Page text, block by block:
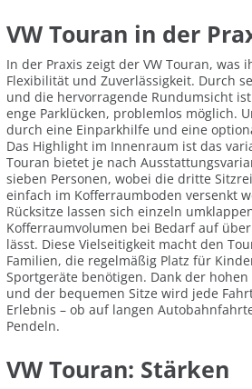
VW Touran in der
In der Praxis zeigt der VW Touran, was
Flexibilität und Zuverlässigkeit. Durch
und die hervorragende Rundumsicht
enge Parklücken, problemlos möglich.
durch eine Einparkhilfe und eine
Das Highlight im Innenraum ist das
Touran bietet je nach
sieben Personen, wobei die dritte
einfach im Kofferraumboden versenkt
Rücksitze lassen sich einzeln
Kofferraumvolumen bei Bedarf auf
lässt. Diese Vielseitigkeit macht den
Familien, die regelmäßig Platz für
Sportgeräte benötigen. Dank der
und der bequemen Sitze wird jede
Erlebnis – ob auf langen
Pendeln.
VW Touran: Stärken